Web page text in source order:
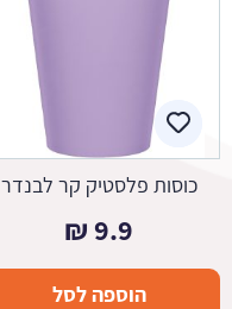
כוסות פלסטיק קר לבנדר
9.9
₪
הוספה לסל